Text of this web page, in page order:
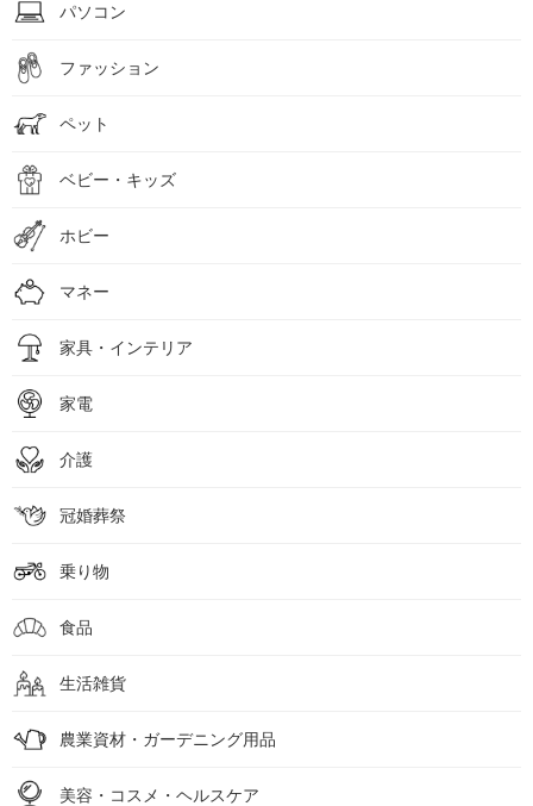
パソコン
ファッション
ペット
ベビー・キッズ
ホビー
マネー
家具・インテリア
家電
介護
冠婚葬祭
乗り物
食品
生活雑貨
農業資材・ガーデニング用品
美容・コスメ・ヘルスケア